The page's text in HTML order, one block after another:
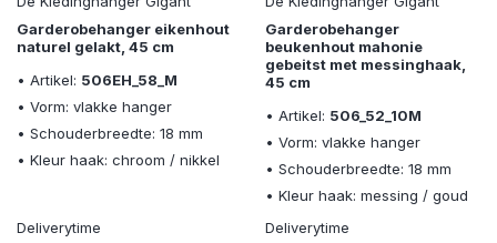
Garderobehanger eikenhout
naturel gelakt, 45 cm
• Artikel: 506EH_58_M
• Vorm: vlakke hanger
• Schouderbreedte: 18 mm
• Kleur haak: chroom / nikkel
Deliverytime
Garderobehanger
beukenhout mahonie
gebeitst met messinghaak,
45 cm
• Artikel: 506_52_10M
• Vorm: vlakke hanger
• Schouderbreedte: 18 mm
• Kleur haak: messing / goud
Deliverytime